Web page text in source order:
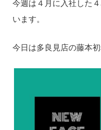
今週は４月に入社した
います。
今日は多良見店の藤本